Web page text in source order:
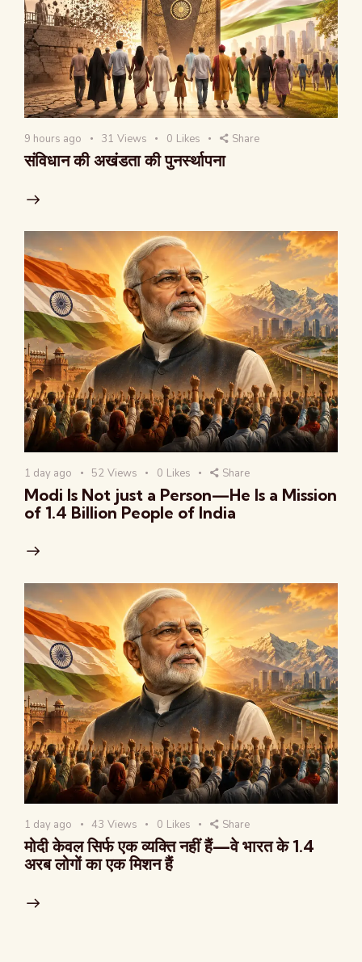
9 hours ago 31 Views 0 Likes Share
संविधान की अखंडता की पुनर्स्थापना
1 day ago 52 Views 0 Likes Share
Modi Is Not just a Person—He Is a Mission
of 1.4 Billion People of India
1 day ago 43 Views 0 Likes Share
मोदी केवल सिर्फ एक व्यक्ति नहीं हैं—वे भारत के 1.4
अरब लोगों का एक मिशन हैं